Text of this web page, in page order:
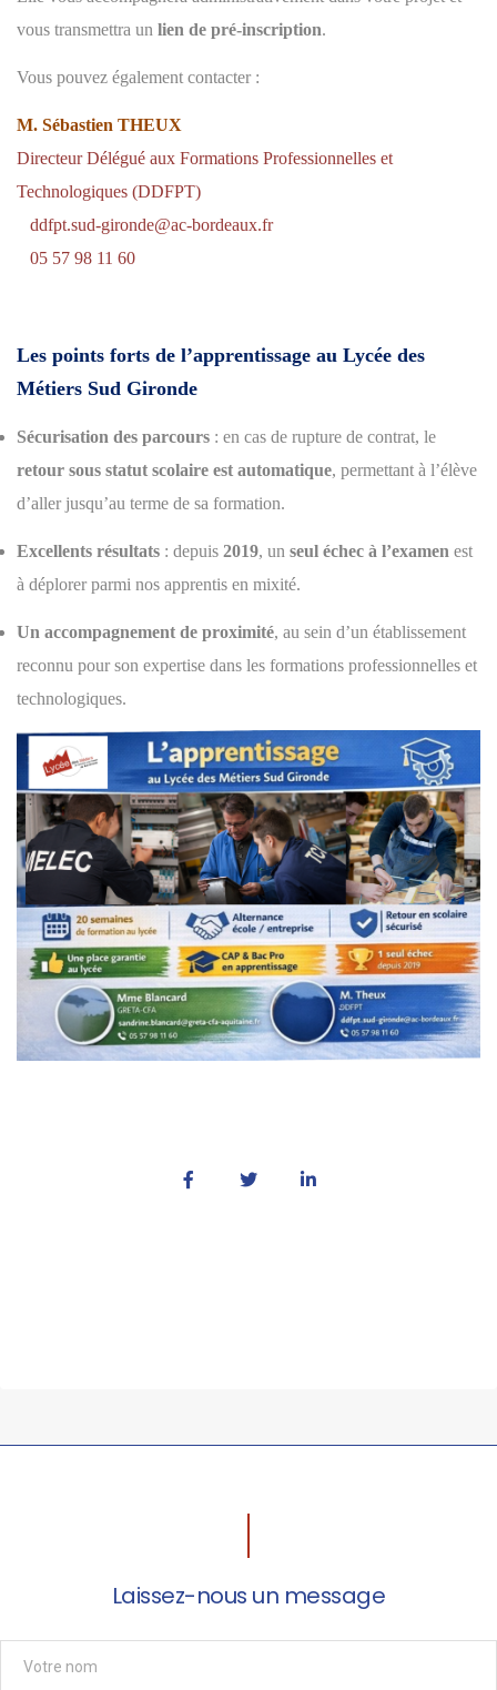
vous transmettra un lien de pré-inscription.
Vous pouvez également contacter :
M. Sébastien THEUX
Directeur Délégué aux Formations Professionnelles et
Technologiques (DDFPT)
ddfpt.sud-gironde@ac-bordeaux.fr
05 57 98 11 60
Les points forts de l’apprentissage au Lycée des
Métiers Sud Gironde
Sécurisation des parcours : en cas de rupture de contrat, le
retour sous statut scolaire est automatique, permettant à l’élève
d’aller jusqu’au terme de sa formation.
Excellents résultats : depuis 2019, un seul échec à l’examen est
à déplorer parmi nos apprentis en mixité.
Un accompagnement de proximité, au sein d’un établissement
reconnu pour son expertise dans les formations professionnelles et
technologiques.
Laissez-nous un message